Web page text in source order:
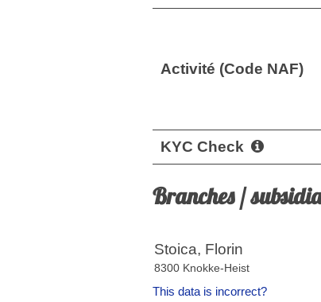
Activité (Code NAF)
KYC Check
Branches /
Stoica, Florin
8300 Knokke-Heist
This data is incorrect?